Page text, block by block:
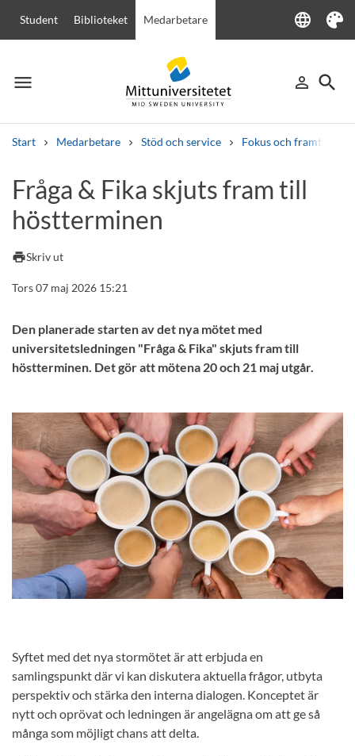
Student Biblioteket Medarbetare language
Language
Tema
menu
Meny person_outline
Logga in
search
Sök
Start Medarbetare Stöd och service Fokus och framtid
Andra söktjänster
Kurser och program Kursplaner
Fråga & Fika skjuts fram till
höstterminen
printSkriv ut
Tors 07 maj 2026 15:21
Den planerade starten av det nya mötet med
universitetsledningen "Fråga & Fika" skjuts fram till
höstterminen. Det gör att mötena 20 och 21 maj utgår.
Syftet med det nya stormötet är att erbjuda en
samlingspunkt där vi kan diskutera aktuella frågor, utbyta
perspektiv och stärka den interna dialogen. Konceptet är
nytt och oprövat och ledningen är angelägna om att ge så
många som möjligt chans att delta.